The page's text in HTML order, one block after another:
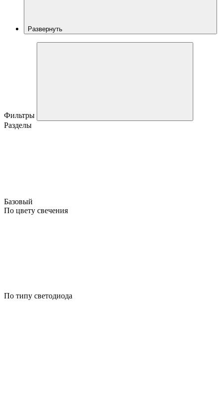
Развернуть
Фильтры
Разделы
Базовый
По цвету свечения
По типу светодиода